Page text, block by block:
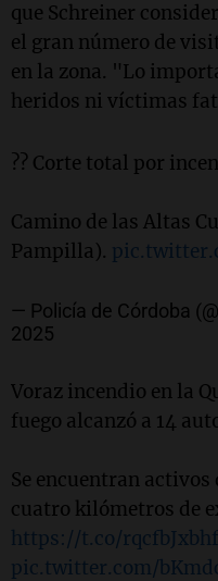
que Schreiner
el gran número de
en la zona. "Lo
heridos ni víctimas
?? Corte total por
Camino de las Altas
Pampilla).
— Policía de Córdoba
2025
Voraz incendio en la
fuego alcanzó a 14
Se encuentran activos
cuatro kilómetros de
https://t.co/rqcfbJxbhf
pic.twitter.com/